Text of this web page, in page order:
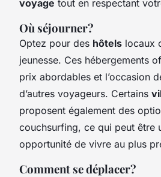
voyage tout en respectant
Où séjourner?
Optez pour des hôtels locaux
jeunesse. Ces hébergements
prix abordables et l’occasion
d’autres voyageurs. Certains
proposent également des
couchsurfing, ce qui peut être
opportunité de vivre au plus
Comment se déplacer?